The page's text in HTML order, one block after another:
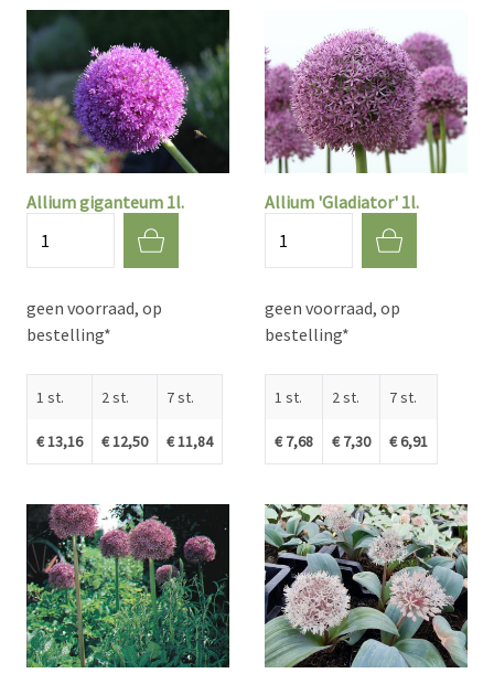
Allium giganteum 1l.
geen voorraad, op
bestelling*
1 st.
€ 13,16
2 st.
€ 12,50
7 st.
€ 11,84
Allium 'Gladiator' 1l.
geen voorraad, op
bestelling*
1 st.
€ 7,68
2 st.
€ 7,30
7 st.
€ 6,91